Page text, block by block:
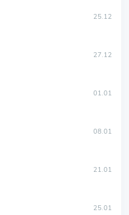
25.12
27.12
01.01
08.01
21.01
25.01